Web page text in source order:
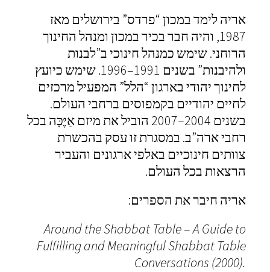
אריה לימד במכון “פרדס” בירושלים מאז
1987, והיה חבר בכיר במכון ומנהל החינוך
הרוחני.שימש כמנהל חינוכי ב”לבנות
ולהיבנות” בשנים 1991–1996.
שימש כיועץ
לחינוך יהודי בארגון “הלל” המפעיל מרכזים
לחיים יהודיים בקמפוסים ברחבי העולם.
בשנים 2004–2007 הוביל את מיזם אַיֶּכָּה בכל
רחבי ארה”ב. במסגרת זו עסק בהכשרת
צוותים חינוכיים באלפי ארגונים והעביר
הרצאות בכל העולם.
אריה חיבר את הספרים:
Around the Shabbat Table–A Guide to
Fulfilling and Meaningful Shabbat Table
Conversations (2000).